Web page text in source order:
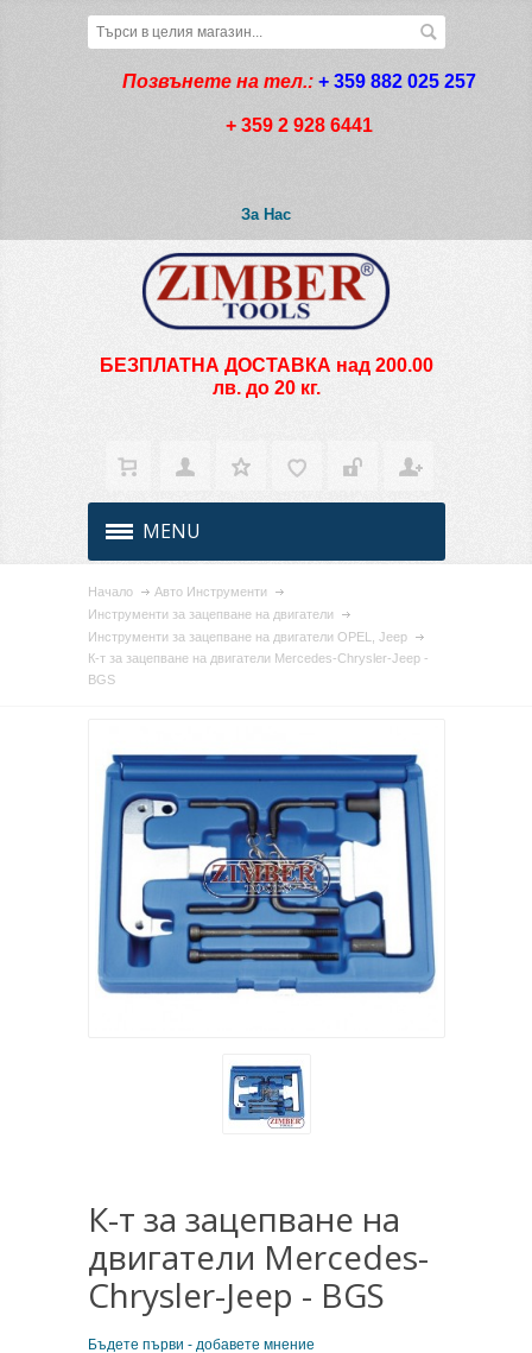
Позвънете на тел.: + 359 882 025 257
+ 359 2 928 6441
За Нас
БЕЗПЛАТНА ДОСТАВКА над 200.00
лв. до 20 кг.
MENU
Начало
Авто Инструменти
Инструменти за зацепване на двигатели
Инструменти за зацепване на двигатели OPEL, Jeep
К-т за зацепване на двигатели Mercedes-Chrysler-Jeep -
BGS
К-т за зацепване на
двигатели Mercedes-
Chrysler-Jeep - BGS
Бъдете първи - добавете мнение